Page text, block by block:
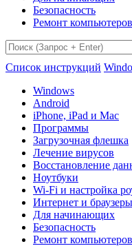
Безопасность
Ремонт компьютеров
Список инструкций
Windows
Android
iPhone, iPad и Mac
Программы
Загрузочная флешка
Лечение вирусов
Восстановление
Ноутбуки
Wi-Fi и настройка
Интернет и браузеры
Для начинающих
Безопасность
Ремонт компьютеров